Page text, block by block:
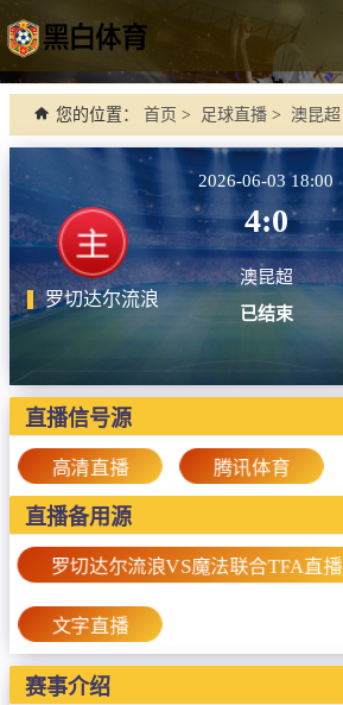
首页
德甲
法甲
西甲
世界杯
欧冠杯
中超
篮球直播
CBA
录像
您的位置： 首页 > 足球直播 > 澳昆超
罗切达尔流浪
2026-06-03 18:00
4:0
澳昆超
已结束
直播信号源
高清直播 腾讯体育
直播备用源
罗切达尔流浪VS魔法联合TFA直播
文字直播
赛事介绍